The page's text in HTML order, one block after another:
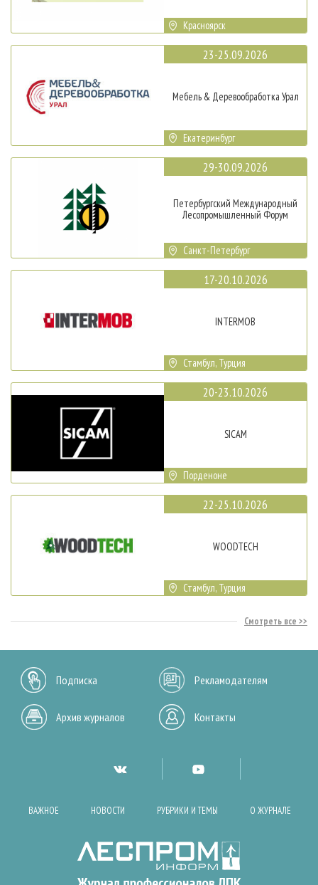
Красноярск
23-25.09.2026
Мебель & Деревообработка Урал
Екатеринбург
29-30.09.2026
Петербургский Международный
Лесопромышленный Форум
Санкт-Петербург
17-20.10.2026
INTERMOB
Стамбул, Турция
20-23.10.2026
SICAM
Порденоне
22-25.10.2026
WOODTECH
Стамбул, Турция
Смотреть все
Подписка Рекламодателям
Архив журналов Контакты
ВАЖНОЕ НОВОСТИ РУБРИКИ И ТЕМЫ О ЖУРНАЛЕ